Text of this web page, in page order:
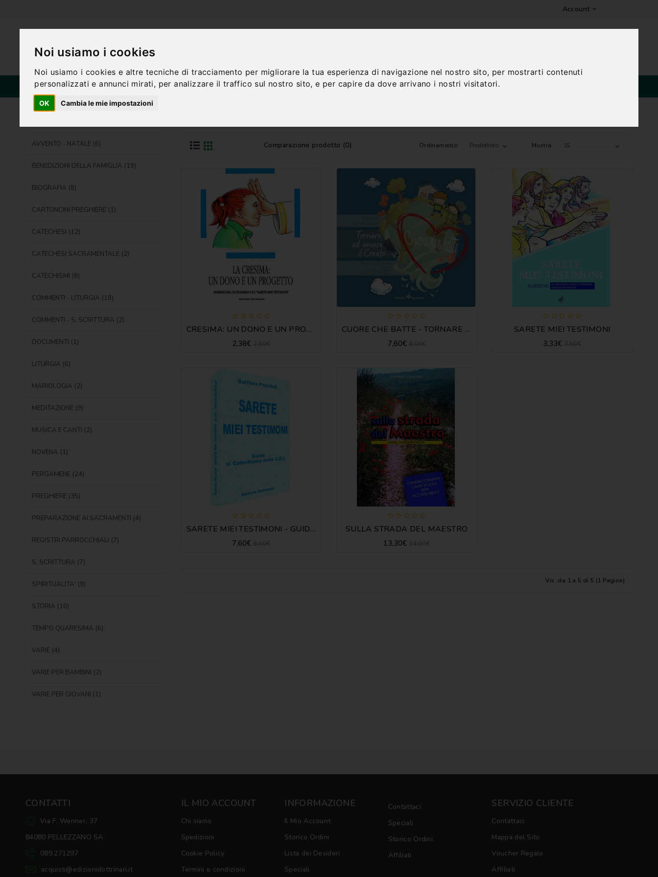
Noi usiamo i cookies
Noi usiamo i cookies e altre tecniche di tracciamento per migliorare la tua esperienza di navigazione nel nostro sito, per mostrarti contenuti
personalizzati e annunci mirati, per analizzare il traffico sul nostro sito, e per capire da dove arrivano i nostri visitatori.
OK Cambia le mie impostazioni
Account
CATEGORIE HOME CATALOGO CONTATTI
Home
AVVENTO - NATALE (6)
BENEDIZIONI DELLA FAMIGLIA (19)
BIOGRAFIA (8)
CARTONCINI PREGHIERE (1)
CATECHESI (12)
CATECHESI SACRAMENTALE (2)
CATECHISMI (8)
COMMENTI - LITURGIA (18)
COMMENTI - S. SCRITTURA (2)
DOCUMENTI (1)
LITURGIA (6)
MARIOLOGIA (2)
MEDITAZIONE (9)
MUSICA E CANTI (2)
NOVENA (1)
PERGAMENE (24)
PREGHIERE (35)
PREPARAZIONE AI SACRAMENTI (4)
REGISTRI PARROCCHIALI (7)
S. SCRITTURA (7)
SPIRITUALITA' (9)
STORIA (10)
TEMPO QUARESIMA (6)
VARIE (4)
VARIE PER BAMBINI (2)
VARIE PER GIOVANI (1)
Comparazione prodotto (0) Ordinamento: Mostra:
CRESIMA: UN DONO E UN PROGETTO
2,38€
CUORE CHE BATTE - TORNARE AD AMARE IL CREATO
7,60€
SARETE MIEI TESTIMONI
3,33€
SARETE MIEI TESTIMONI - GUIDA
7,60€
SULLA STRADA DEL MAESTRO
13,30€
Vis. da 1 a 5 di 5 (1 Pagine)
CONTATTI
Via F. Wenner, 37
84080 PELLEZZANO SA
089.271297
acquisti@edizionidottrinari.it
IL MIO ACCOUNT
Chi siamo
Spedizioni
Cookie Policy
Termini e condizioni
INFORMAZIONE
Il Mio Account
Storico Ordini
Lista dei Desideri
Speciali
Contattaci
Speciali
Storico Ordini
Affiliati
SERVIZIO CLIENTE
Contattaci
Mappa del Sito
Voucher Regalo
Affiliati